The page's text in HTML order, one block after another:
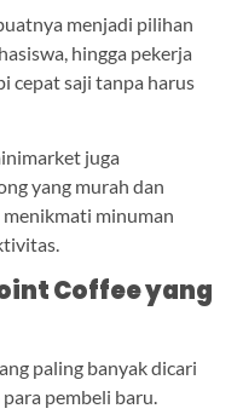
menjadi pilihan
hingga pekerja
cepat saji tanpa harus
juga
yang murah dan
minuman
Coffee yang
paling banyak dicari
pembeli baru.